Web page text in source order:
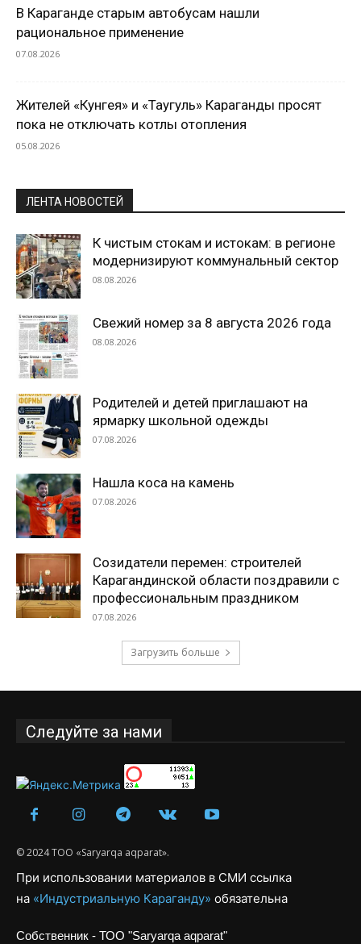
В Караганде старым автобусам нашли
рациональное применение
07.08.2026
Жителей «Кунгея» и «Таугуль» Караганды просят
пока не отключать котлы отопления
05.08.2026
ЛЕНТА НОВОСТЕЙ
К чистым стокам и истокам: в регионе
модернизируют коммунальный сектор
08.08.2026
Свежий номер за 8 августа 2026 года
08.08.2026
Родителей и детей приглашают на
ярмарку школьной одежды
07.08.2026
Нашла коса на камень
07.08.2026
Созидатели перемен: строителей
Карагандинской области поздравили с
профессиональным праздником
07.08.2026
Загрузить больше
Следуйте за нами
© 2024 ТОО «Saryarqa aqparat».
При использовании материалов в СМИ ссылка
на «Индустриальную Караганду» обязательна
Собственник - ТОО "Saryarqa aqparat"